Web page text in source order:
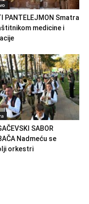
PANTELEJMON Smatra
medicine i
SABOR
Nadmeću se
orkestri